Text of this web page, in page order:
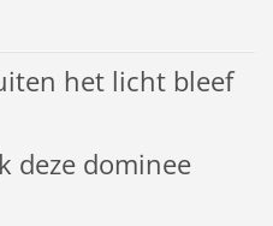
het licht bleef
deze dominee